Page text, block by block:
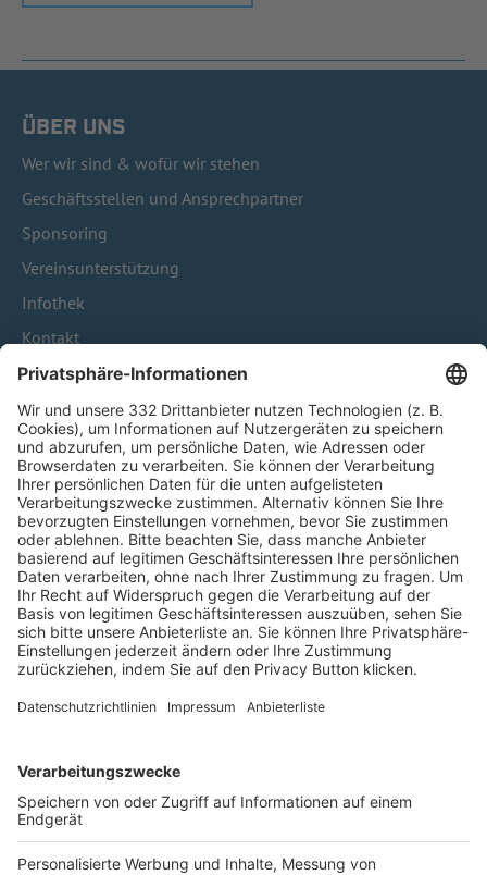
ÜBER UNS
Wer wir sind & wofür wir stehen
Geschäftsstellen und Ansprechpartner
Sponsoring
Vereinsunterstützung
Infothek
Kontakt
HÄUFIG BESUCHTE SEITEN
Pässe und Vereinswechsel
Trainerausbildung
Schulungsangebot Vereinsmitarbeiter
BFV-Geschäftsstellen
Trainerbörse
Login SpielPlus
FOLGE DEM BFV
TOP-VEREINE